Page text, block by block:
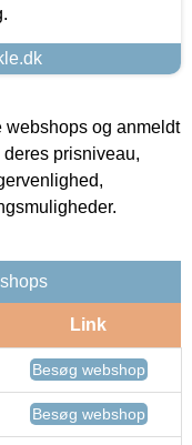
og anmeldt
prisniveau,
Link
Besøg webshop
Besøg webshop